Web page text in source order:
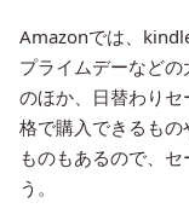
Amazonでは、
プライムデーなど
のほか、日替わり
格で購入できるも
ものもあるので、
う。